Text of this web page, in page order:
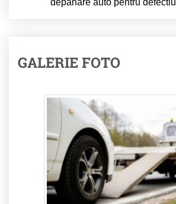
depanare auto pentru
GALERIE FOTO